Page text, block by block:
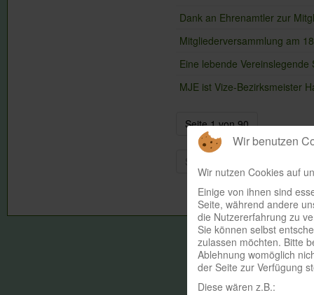
Dank an Ehrenamtler zur
Mitgliederversammlung am
Eine lebende
MJE ist Vize-Bezirksmeister
Seite 1 von 90
Start
Wir benutzen
Wir nutzen Cookies auf
Einige von ihnen sind
Seite, während andere
die Nutzererfahrung zu
Sie können selbst
zulassen möchten. Bitte
Ablehnung womöglich
der Seite zur Verfügung
Diese wären z.B.: